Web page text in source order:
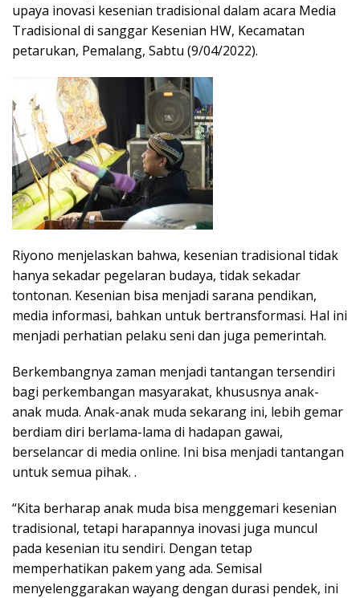
upaya inovasi kesenian tradisional dalam acara Media
Tradisional di sanggar Kesenian HW, Kecamatan
petarukan, Pemalang, Sabtu (9/04/2022).
Riyono menjelaskan bahwa, kesenian tradisional tidak
hanya sekadar pegelaran budaya, tidak sekadar
tontonan. Kesenian bisa menjadi sarana pendikan,
media informasi, bahkan untuk bertransformasi. Hal ini
menjadi perhatian pelaku seni dan juga pemerintah.
Berkembangnya zaman menjadi tantangan tersendiri
bagi perkembangan masyarakat, khususnya anak-
anak muda. Anak-anak muda sekarang ini, lebih gemar
berdiam diri berlama-lama di hadapan gawai,
berselancar di media online. Ini bisa menjadi tantangan
untuk semua pihak. .
“Kita berharap anak muda bisa menggemari kesenian
tradisional, tetapi harapannya inovasi juga muncul
pada kesenian itu sendiri. Dengan tetap
memperhatikan pakem yang ada. Semisal
menyelenggarakan wayang dengan durasi pendek, ini